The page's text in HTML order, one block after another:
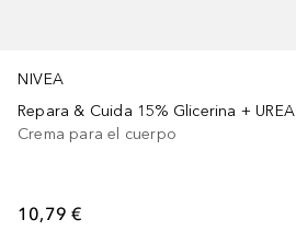
NIVEA
Repara & Cuida 15% Glicerina + UREA
Crema para el cuerpo
10,79 €